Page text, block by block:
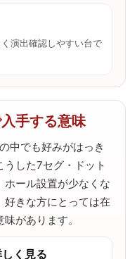
演出確認しやすい台で
手する意味
中でも好みがはっき
うした7セグ・ドット
ホール設置が少なくな
好きな方にとっては在
があります。
く見る